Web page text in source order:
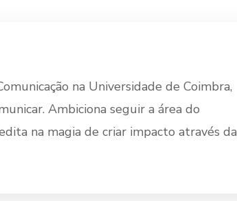
na Universidade de Coimbra,
Ambiciona seguir a área do
na magia de criar impacto através da